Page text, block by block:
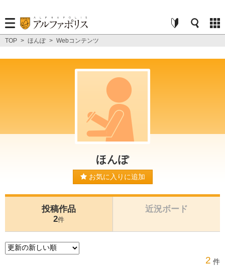
TOP > ほんぽ > Webコンテンツ
ほんぽ
お気に入りに追加
投稿作品
2件
近況ボード
2 件